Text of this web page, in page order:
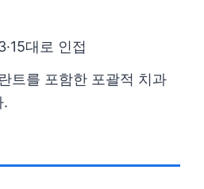
대로 인접
트를 포함한 포괄적 치과
.